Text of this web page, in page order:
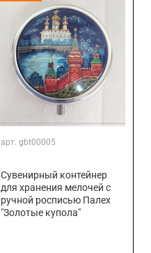
арт. gbt00005
Сувенирный контейнер
для хранения мелочей с
ручной росписью Палех
"Золотые купола"